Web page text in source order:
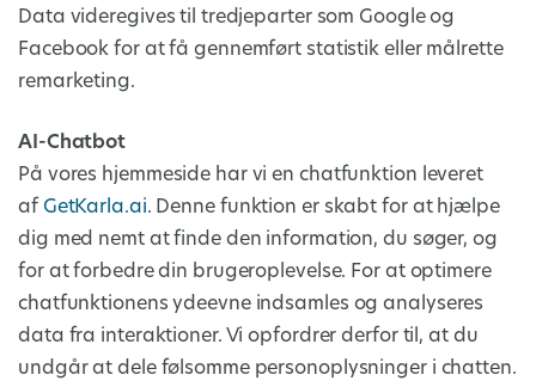
Data videregives til tredjeparter som Google og
Facebook for at få gennemført statistik eller målrette
remarketing.
AI-Chatbot
På vores hjemmeside har vi en chatfunktion leveret
af GetKarla.ai. Denne funktion er skabt for at hjælpe
dig med nemt at finde den information, du søger, og
for at forbedre din brugeroplevelse. For at optimere
chatfunktionens ydeevne indsamles og analyseres
data fra interaktioner. Vi opfordrer derfor til, at du
undgår at dele følsomme personoplysninger i chatten.